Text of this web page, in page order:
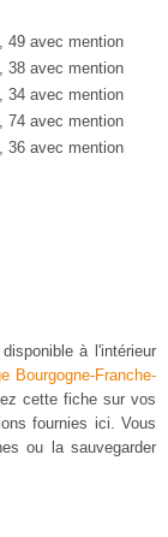
49 avec mention
38 avec mention
34 avec mention
74 avec mention
36 avec mention
à l'intérieur
Bourgogne-Franche-
cette fiche sur vos
fournies ici. Vous
ou la sauvegarder